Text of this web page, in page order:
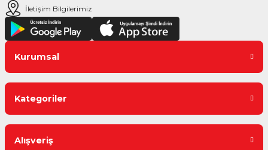
İletişim Bilgilerimiz
Kurumsal
Kategoriler
Alışveriş